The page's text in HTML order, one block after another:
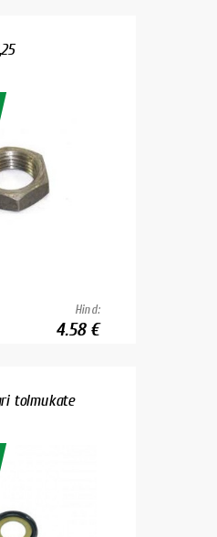
Hind:
4.58 €
tolmukate